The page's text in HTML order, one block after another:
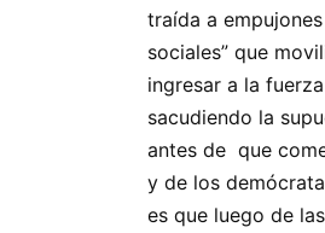
traída a
sociales” que
ingresar a la
sacudiendo la
antes de que
y de los
es que luego de